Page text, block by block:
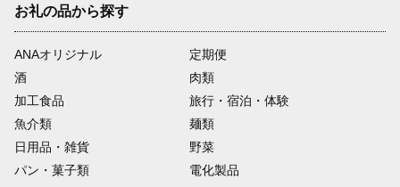
お礼の品から探す
ANAオリジナル
定期便
酒
肉類
加工食品
旅行・宿泊・体験
魚介類
麺類
日用品・雑貨
野菜
パン・菓子類
電化製品